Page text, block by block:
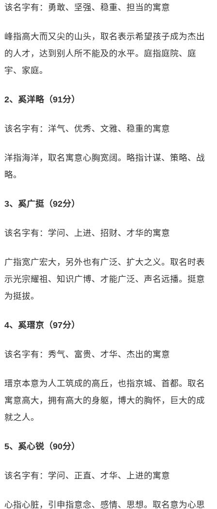
该名字有：勇敢、坚强、稳重、担当的寓意
峰指高大而又尖的山头，取名表示希望孩子成为杰出
的人才，达到别人所不能及的水平。庭指庭院、庭
宇、家庭。
2、奚洋略（91分）
该名字有：洋气、优秀、文雅、稳重的寓意
洋指海洋，取名寓意心胸宽阔。略指计谋、策略、战
略。
3、奚广挺（92分）
该名字有：学问、上进、招财、才华的寓意
广指宽广宏大，另外也有广泛、扩大之义。取名时表
示光宗耀祖、知识广博、才能广泛、声名远播。挺意
为挺拔。
4、奚瑨京（97分）
该名字有：秀气、富贵、才华、杰出的寓意
瑨京本意为人工筑成的高丘，也指京城、首都。取名
寓意高大，拥有高大的身躯，博大的胸怀，巨大的成
就之人。
5、奚心锐（90分）
该名字有：学问、正直、才华、上进的寓意
心指心脏，引申指意念、感情、思想。取名意为心思